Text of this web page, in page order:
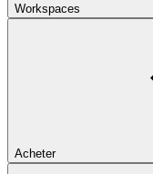
Workspaces
Acheter